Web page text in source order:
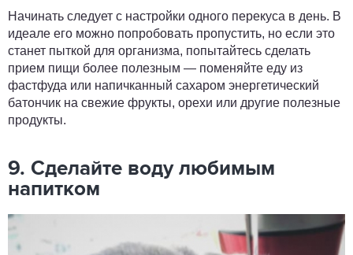
Начинать следует с настройки одного перекуса в день. В
идеале его можно попробовать пропустить, но если это
станет пыткой для организма, попытайтесь сделать
прием пищи более полезным — поменяйте еду из
фастфуда или напичканный сахаром энергетический
батончик на свежие фрукты, орехи или другие полезные
продукты.
9. Сделайте воду любимым
напитком